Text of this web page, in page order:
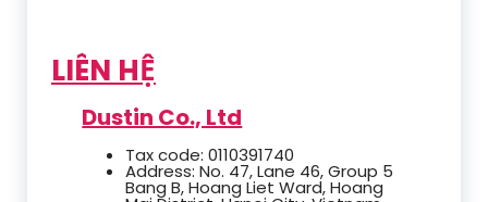
LIÊN HỆ
Dustin Co., Ltd
Tax code: 0110391740
Address: No. 47, Lane 46, Group 5
Bang B, Hoang Liet Ward, Hoang